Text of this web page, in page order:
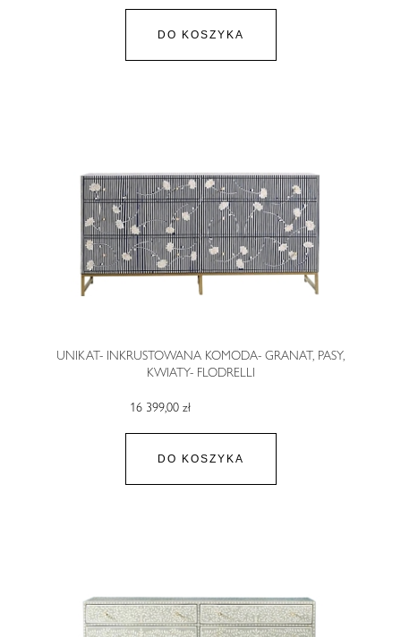
DO KOSZYKA
UNIKAT- INKRUSTOWANA KOMODA- GRANAT, PASY,
KWIATY- FLODRELLI
16 399,00 zł
DO KOSZYKA